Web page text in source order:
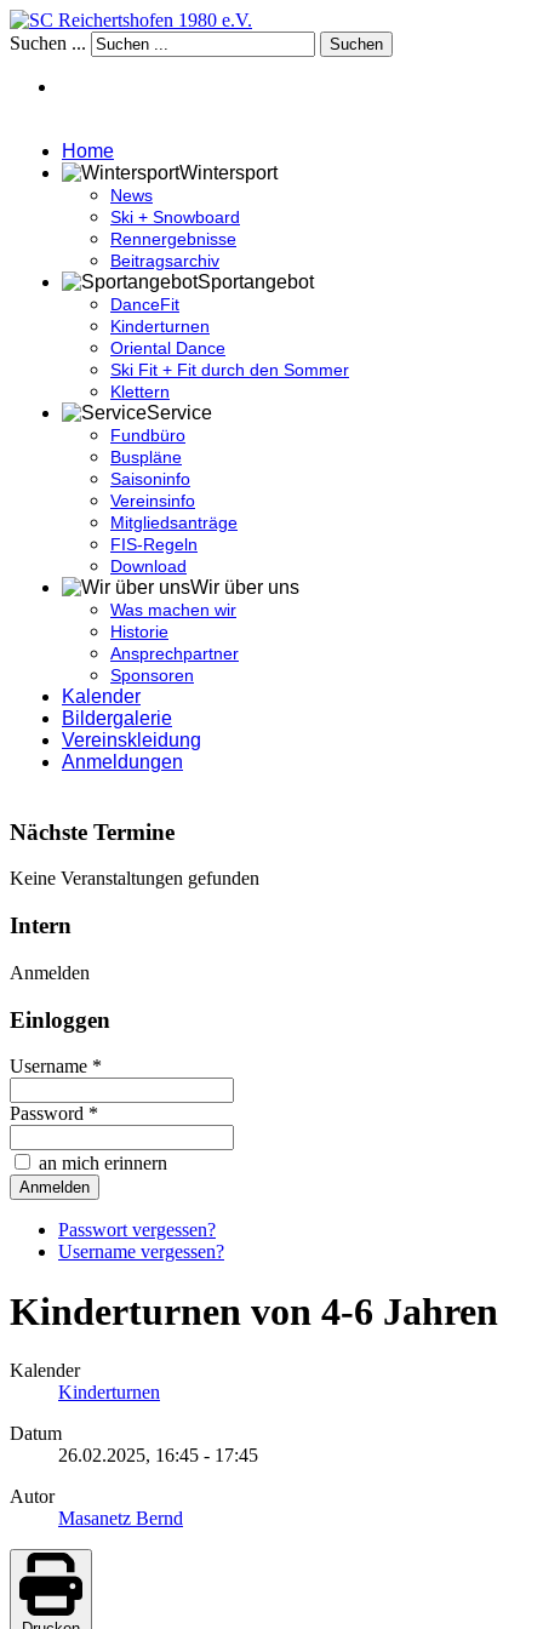
Suchen ... Suchen
Home
Wintersport
News
Ski + Snowboard
Rennergebnisse
Beitragsarchiv
Sportangebot
DanceFit
Kinderturnen
Oriental Dance
Ski Fit + Fit durch den Sommer
Klettern
Service
Fundbüro
Buspläne
Saisoninfo
Vereinsinfo
Mitgliedsanträge
FIS-Regeln
Download
Wir über uns
Was machen wir
Historie
Ansprechpartner
Sponsoren
Kalender
Bildergalerie
Vereinskleidung
Anmeldungen
Nächste Termine
Keine Veranstaltungen gefunden
Intern
Anmelden
Einloggen
Username *
Password *
an mich erinnern
Passwort vergessen?
Username vergessen?
Kinderturnen von 4-6 Jahren
Kalender
Kinderturnen
Datum
26.02.2025, 16:45 - 17:45
Autor
Masanetz Bernd